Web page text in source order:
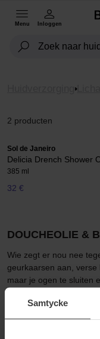
Samtycke
Menu Inloggen
2 producten
Sol de Janeiro
Delicia Drench Shower
385 ml
32 €
DOUCHEOLIE &
Wie zegt er nou nee
geurkaarsen aan,
maar je ogen te sluiten
en ontspannende
heerlijkheden van